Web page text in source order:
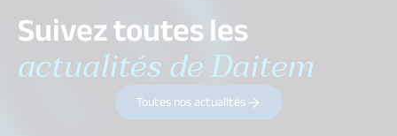
Suivez toutes les
actualités de Daitem
Toutes nos actualités